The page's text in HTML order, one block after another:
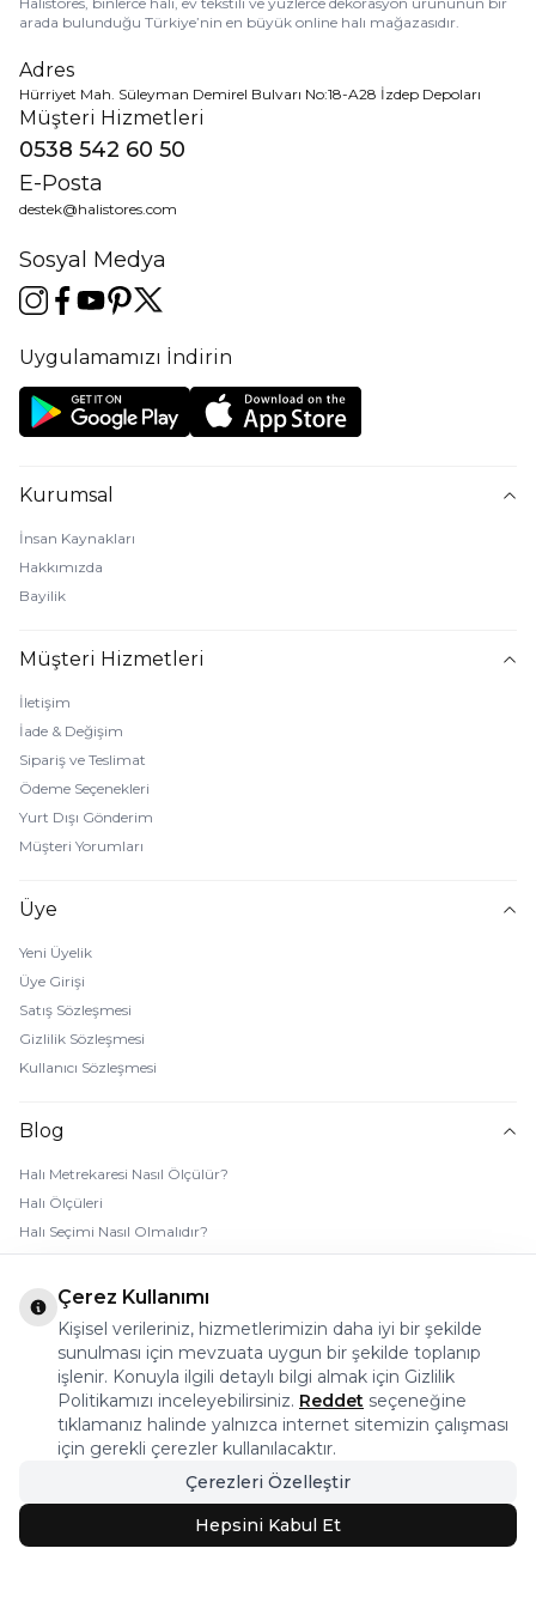
arada bulunduğu Türkiye’nin en büyük online halı mağazasıdır.
Adres
Hürriyet Mah. Süleyman Demirel Bulvarı No:18-A28 İzdep Depoları
Müşteri Hizmetleri
0538 542 60 50
E-Posta
destek@halistores.com
Sosyal Medya
Uygulamamızı İndirin
Kurumsal
İnsan Kaynakları
Hakkımızda
Bayilik
Müşteri Hizmetleri
İletişim
İade & Değişim
Sipariş ve Teslimat
Ödeme Seçenekleri
Yurt Dışı Gönderim
Müşteri Yorumları
Üye
Yeni Üyelik
Üye Girişi
Satış Sözleşmesi
Gizlilik Sözleşmesi
Kullanıcı Sözleşmesi
Blog
Halı Metrekaresi Nasıl Ölçülür?
Halı Ölçüleri
Halı Seçimi Nasıl Olmalıdır?
Halı Rengi Nasıl Seçilir?
Halı Temizliği Nasıl Yapılır?
Bebek Halı Temizliği Nasıl Yapılır?
7 Adımda Halı Lekesi Çıkarma
Halı Kaydırmaz Ped Nasıl Kullanılır?
© 2026 Halı Stores Her Hakkı Saklıdır, Kopyalanamaz.
Bu firma ETBİS’e kayıtlıdır.
Çerez Kullanımı
Kişisel verileriniz, hizmetlerimizin daha iyi bir şekilde
sunulması için mevzuata uygun bir şekilde toplanıp
işlenir. Konuyla ilgili detaylı bilgi almak için Gizlilik
Politikamızı inceleyebilirsiniz. Reddet seçeneğine
tıklamanız halinde yalnızca internet sitemizin çalışması
için gerekli çerezler kullanılacaktır.
Çerezleri Özelleştir
Hepsini Kabul Et